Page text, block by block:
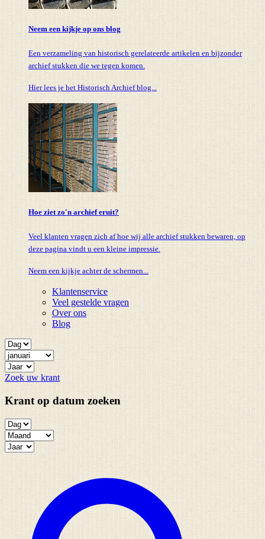
Neem een kijkje op ons blog
Een verzameling van historisch gerelateerde artikelen en bijzonder
archief stukken die we tegen komen.
Hier lees je het Historisch Archief blog...
Hoe ziet zo'n archief eruit?
Veel klanten vragen zich af hoe wij alle archief stukken bewaren, op
deze pagina vindt u een kleine impressie.
Neem een kijkje achter de schermen...
Klantenservice
Veel gestelde vragen
Over ons
Blog
Zoek uw krant
Krant op datum zoeken